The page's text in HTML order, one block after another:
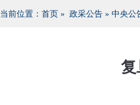
当前位置： 首页 » 政采公告 » 中央公
复